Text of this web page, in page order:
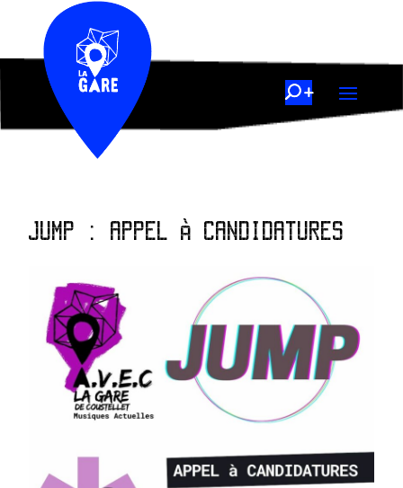
JUMP : APPEL À CANDIDATURES